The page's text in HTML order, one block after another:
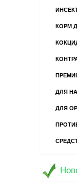
КОРМ
ДЛЯ
ДЛЯ
13
игривого
забавного
Если у